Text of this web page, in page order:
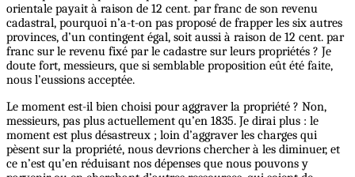
orientale payait à raison de 12 cent. par franc de son revenu
cadastral, pourquoi n’a-t-on pas proposé de frapper les six autres
provinces, d’un contingent égal, soit aussi à raison de 12 cent. par
franc sur le revenu fixé par le cadastre sur leurs propriétés ? Je
doute fort, messieurs, que si semblable proposition eût été faite,
nous l’eussions acceptée.
Le moment est-il bien choisi pour aggraver la propriété ? Non,
messieurs, pas plus actuellement qu’en 1835. Je dirai plus : le
moment est plus désastreux ; loin d’aggraver les charges qui
pèsent sur la propriété, nous devrions chercher à les diminuer, et
ce n’est qu’en réduisant nos dépenses que nous pouvons y